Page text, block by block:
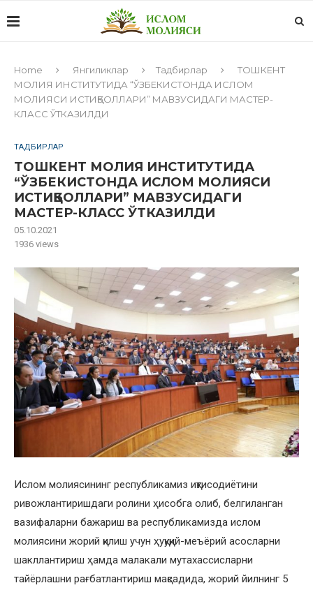
Home Янгиликлар Тадбирлар
ТОШКЕНТ
МОЛИЯ ИНСТИТУТИДА “ЎЗБЕКИСТОНДА ИСЛОМ
МОЛИЯСИ ИСТИҚБОЛЛАРИ” МАВЗУСИДАГИ МАСТЕР-
КЛАСС ЎТКАЗИЛДИ
ТАДБИРЛАР
ТОШКЕНТ МОЛИЯ ИНСТИТУТИДА
“ЎЗБЕКИСТОНДА ИСЛОМ МОЛИЯСИ
ИСТИҚБОЛЛАРИ” МАВЗУСИДАГИ
МАСТЕР-КЛАСС ЎТКАЗИЛДИ
05.10.2021
1936 views
Ислом молиясининг республикамиз иқтисодиётини
ривожлантиришдаги ролини ҳисобга олиб, белгиланган
вазифаларни бажариш ва республикамизда ислом
молиясини жорий қилиш учун ҳуқуқий-меъёрий асосларни
шакллантириш ҳамда малакали мутахассисларни
тайёрлашни рағбатлантириш мақсадида, жорий йилнинг 5